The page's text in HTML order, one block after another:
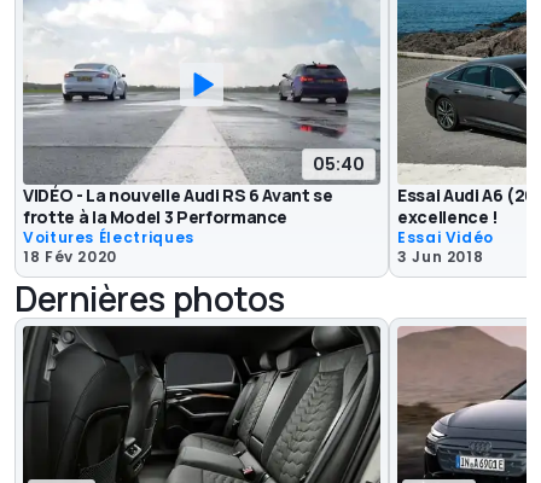
05:40
VIDÉO - La nouvelle Audi RS 6 Avant se
frotte à la Model 3 Performance
Voitures Électriques
18 Fév 2020
Essai Audi A6
excellence !
Essai Vidéo
3 Jun 2018
Dernières photos